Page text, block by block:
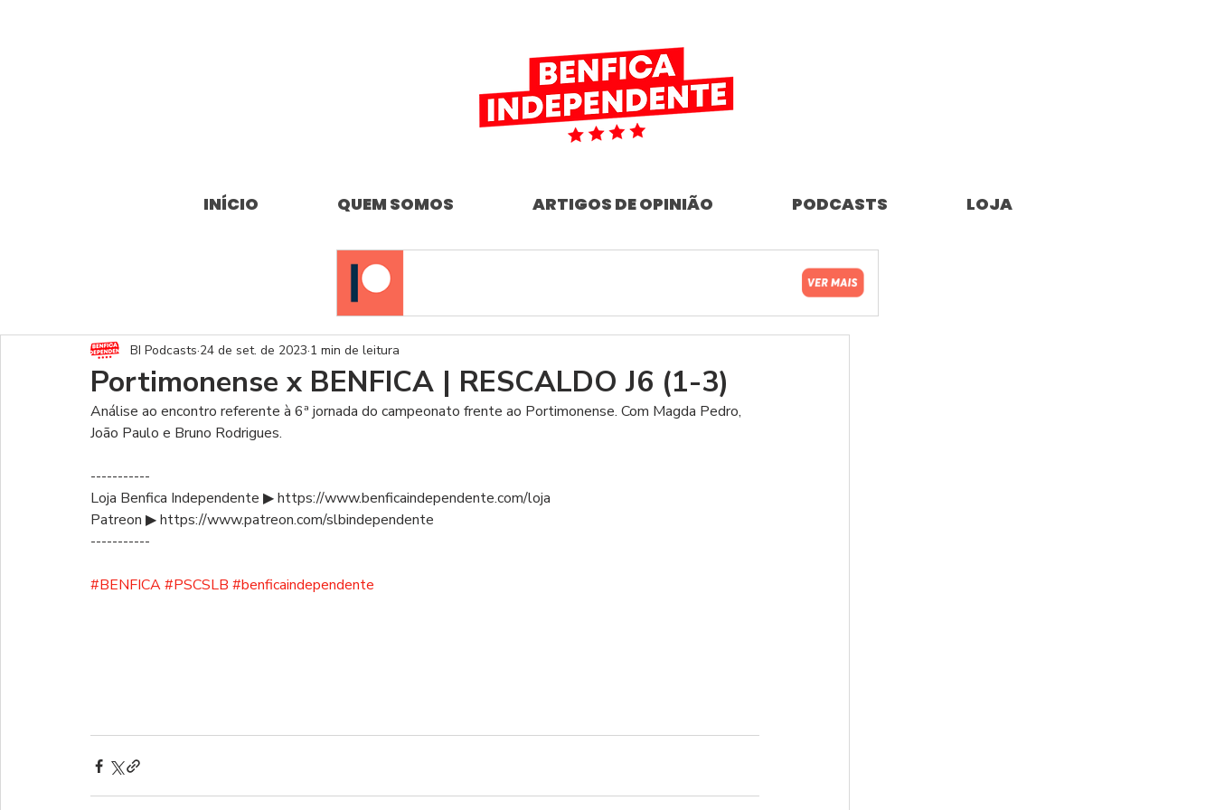
INÍCIO QUEM SOMOS ARTIGOS DE OPINIÃO PODCASTS LOJA
Portimonense x BENFICA | RESCALDO J6 (1-3)
BI Podcasts 24 de set. de 2023 1 min de leitura
Análise ao encontro referente à 6ª jornada do campeonato frente ao Portimonense. Com Magda Pedro,
João Paulo e Bruno Rodrigues.
-----------
Loja Benfica Independente ▶ https://www.benficaindependente.com/loja
Patreon ▶ https://www.patreon.com/slbindependente
-----------
#BENFICA#PSCSLB #benficaindependente